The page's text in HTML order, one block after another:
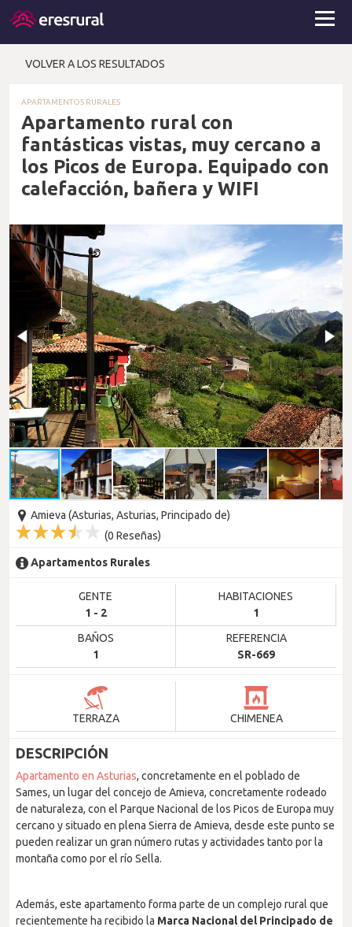
VOLVER A LOS RESULTADOS
APARTAMENTOS RURALES
Apartamento rural con
fantásticas vistas, muy cercano a
los Picos de Europa. Equipado con
calefacción, bañera y WIFI
Amieva (Asturias, Asturias, Principado de)
(0 Reseñas)
Apartamentos Rurales
GENTE
1 - 2
HABITACIONES
1
BAÑOS
1
REFERENCIA
SR-669
TERRAZA CHIMENEA
DESCRIPCIÓN
Apartamento en Asturias, concretamente en el poblado de
Sames, un lugar del concejo de Amieva, concretamente rodeado
de naturaleza, con el Parque Nacional de los Picos de Europa muy
cercano y situado en plena Sierra de Amieva, desde este punto se
pueden realizar un gran número rutas y actividades tanto por la
montaña como por el río Sella.
Además, este apartamento forma parte de un complejo rural que
recientemente ha recibido la Marca Nacional del Principado de